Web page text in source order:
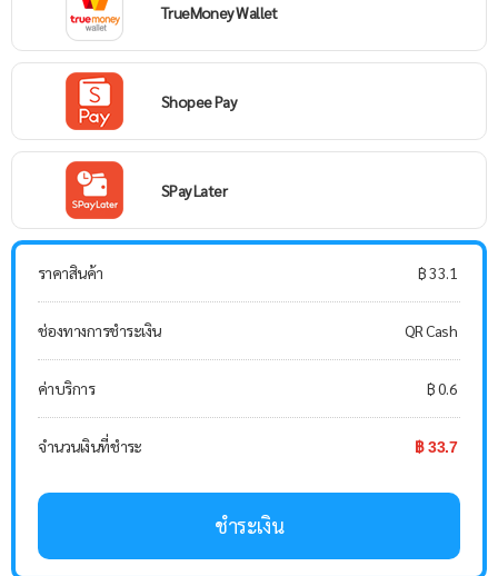
TrueMoney Wallet
Shopee Pay
SPay Later
ราคาสินค้า ฿ 33.1
ช่องทางการชำระเงิน QR Cash
ค่าบริการ ฿ 0.6
จำนวนเงินที่ชำระ ฿ 33.7
ชำระเงิน